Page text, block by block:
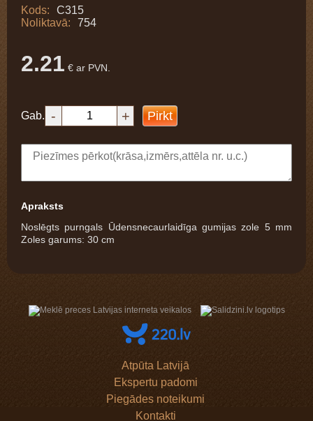
Kods:
C315
Noliktavā:
754
2.21 € ar PVN.
Gab. - + Pirkt
Apraksts
Noslēgts purngals Ūdensnecaurlaidīga gumijas zole 5 mm
Zoles garums: 30 cm
Atpūta Latvijā
Ekspertu padomi
Piegādes noteikumi
Kontakti